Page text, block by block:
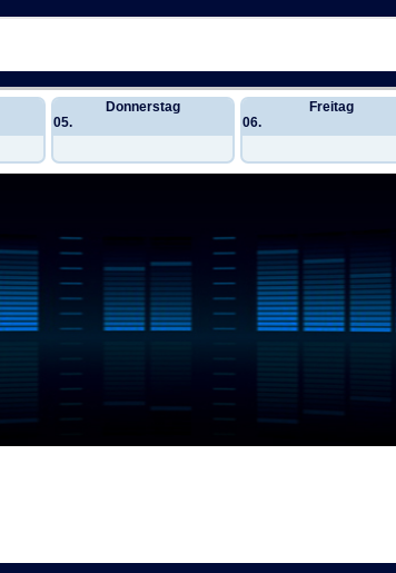
Donnerstag
05.
Freitag
06.